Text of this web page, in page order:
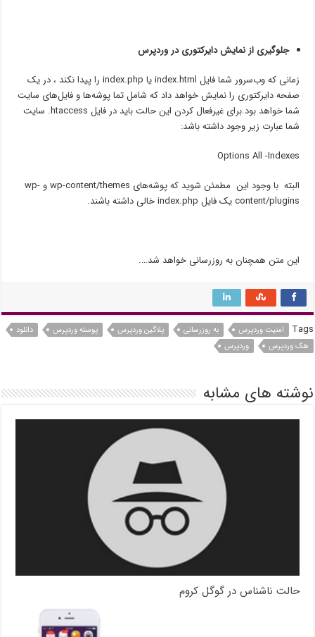
جلوگیری از نمایش دایرکتوری در وردپرس
زمانی که وب‌سرور شما فایل index.html یا index.php را پیدا نکند ، در یک
صفحه دایرکتوری را نمایش خواهد داد که شامل تما پوشه‌ها و فایل‌های سایت
شما خواهد بود.برای غیرفعال کردن این حالت باید در فایل htaccess. سایت
شما عبارت زیر وجود داشته باشد:
Options All -Indexes
البته با وجود این مطمئن شوید که پوشه‌های wp-content/themes و wp-
content/plugins یک فایل index.php خالی داشته باشند.
این متن همچنان به روزرسانی خواهد شد….
Tags امنیت وردپرس به روزرسانی پلاگین وردپرس پوسته وردپرس
دانلود
هک وردپرس
وردپرس
نوشته های مشابه
حالت ناشناس در گوگل کروم